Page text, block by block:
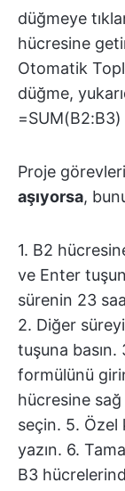
düğmeye
hücresine
Otomatik
düğme,
Proje
aşıyorsa,
1. B2
ve Enter
sürenin 23
2. Diğer
tuşuna
formülünü
hücresine sağ
seçin. 5. Özel
yazın. 6.
B3